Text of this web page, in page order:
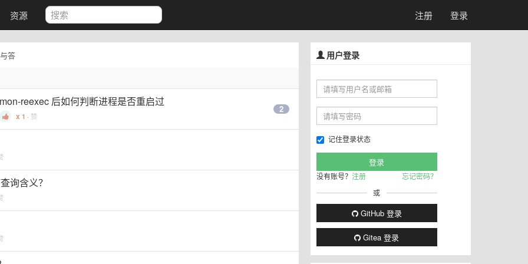
资源 注册 登录
答
reexec 后如何判断进程是否重启过
1 · 赞
2
询含义？
用户登录
记住登录状态
没有账号？ 注册
忘记密码？
或
GitHub 登录
Gitea 登录